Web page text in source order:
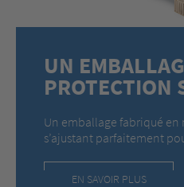
UN
PROTECTION
Un emballage fabriqué en
s’ajustant parfaitement
EN SAVOIR PLUS